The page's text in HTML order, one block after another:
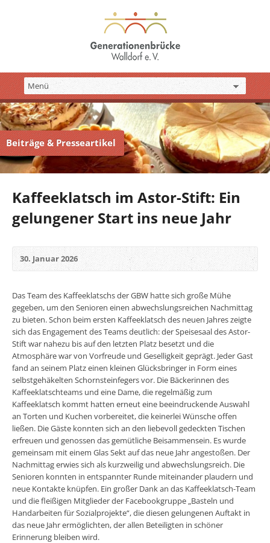
Beiträge & Presseartikel
Kaffeeklatsch im Astor-Stift: Ein
gelungener Start ins neue Jahr
30. Januar 2026
Das Team des Kaffeeklatschs der GBW hatte sich große Mühe
gegeben, um den Senioren einen abwechslungsreichen Nachmittag
zu bieten. Schon beim ersten Kaffeeklatsch des neuen Jahres zeigte
sich das Engagement des Teams deutlich: der Speisesaal des Astor-
Stift war nahezu bis auf den letzten Platz besetzt und die
Atmosphäre war von Vorfreude und Geselligkeit geprägt. Jeder Gast
fand an seinem Platz einen kleinen Glücksbringer in Form eines
selbstgehäkelten Schornsteinfegers vor. Die Bäckerinnen des
Kaffeeklatschteams und eine Dame, die regelmäßig zum
Kaffeeklatsch kommt hatten erneut eine beeindruckende Auswahl
an Torten und Kuchen vorbereitet, die keinerlei Wünsche offen
ließen. Die Gäste konnten sich an den liebevoll gedeckten Tischen
erfreuen und genossen das gemütliche Beisammensein. Es wurde
gemeinsam mit einem Glas Sekt auf das neue Jahr angestoßen. Der
Nachmittag erwies sich als kurzweilig und abwechslungsreich. Die
Senioren konnten in entspannter Runde miteinander plaudern und
neue Kontakte knüpfen. Ein großer Dank an das Kaffeeklatsch-Team
und die fleißigen Mitglieder der Facebookgruppe „Basteln und
Handarbeiten für Sozialprojekte“, die diesen gelungenen Auftakt in
das neue Jahr ermöglichten, der allen Beteiligten in schöner
Erinnerung bleiben wird.